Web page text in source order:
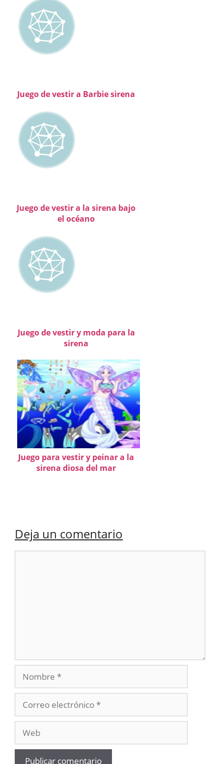
Juego de vestir a Barbie sirena
Juego de vestir a la sirena bajo
el océano
Juego de vestir y moda para la
sirena
Juego para vestir y peinar a la
sirena diosa del mar
Deja un comentario
Nombre
electrónico